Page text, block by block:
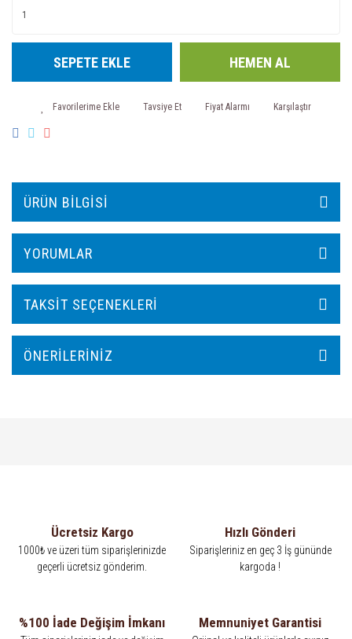
SEPETE EKLE HEMEN AL
Tavsiye Et Fiyat Alarmı Karşılaştır
ÜRÜN BILGISI
YORUMLAR
TAKSIT SEÇENEKLERI
ÖNERILERINIZ
Ücretsiz Kargo
1000₺ ve üzeri tüm siparişlerinizde
geçerli ücretsiz gönderim.
Hızlı Gönderi
Siparişleriniz en geç 3 İş gününde
kargoda !
%100 İade Değişim İmkanı Memnuniyet Garantisi